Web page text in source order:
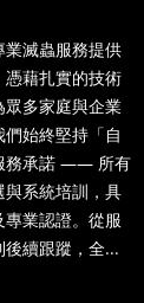
滅蟲服務提供
藉扎實的技術
多家庭與企業
始終堅持「自
務承諾 —— 所有
系統培訓，具
業認證。從服
續跟蹤，全...